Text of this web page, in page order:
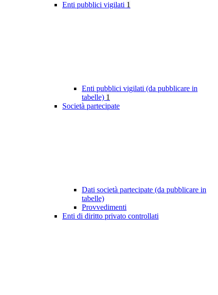
Enti pubblici vigilati 1
Enti pubblici vigilati (da pubblicare in
tabelle) 1
Società partecipate
Dati società partecipate (da pubblicare in
tabelle)
Provvedimenti
Enti di diritto privato controllati